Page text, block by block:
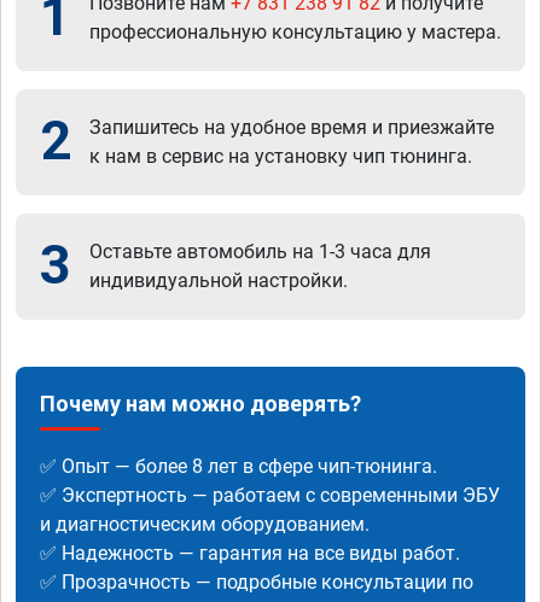
1
профессиональную консультацию у мастера.
2
Запишитесь на удобное время и приезжайте
к нам в сервис на установку чип тюнинга.
3
Оставьте автомобиль на 1-3 часа для
индивидуальной настройки.
Почему нам можно доверять?
✅ Опыт — более 8 лет в сфере чип-тюнинга.
✅ Экспертность — работаем с современными ЭБУ
и диагностическим оборудованием.
✅ Надежность — гарантия на все виды работ.
✅ Прозрачность — подробные консультации по